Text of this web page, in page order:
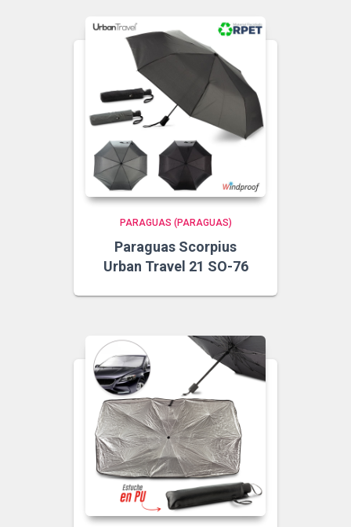
PARAGUAS (PARAGUAS)
Paraguas Scorpius
Urban Travel 21 SO-76